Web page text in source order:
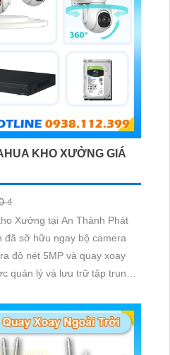
KHO XƯỞNG GIÁ
₫
Xưởng tại An Thành Phát
đã sỡ hữu ngay bộ camera
độ nét 5MP và quay xoay
quản lý và lưu trữ tập trung